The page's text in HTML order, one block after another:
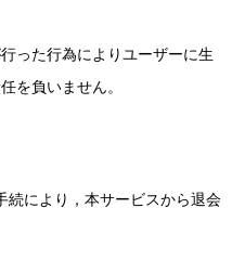
った行為によりユーザーに生
を負いません。
続により，本サービスから退会